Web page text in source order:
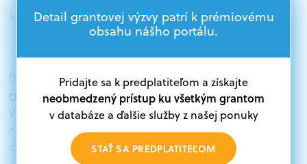
Samospráva
Ďalšie informácie:
Oprávnení žiadatelia:
V databáze grantov a dotácií na portáli Grantexpert.sk
nájdete aktuálne výzvy z eurofondov, plánu obnovy a
ďalších zdrojov.
Detail grantovej výzvy patrí k prémiovému
obsahu nášho portálu.
Pridajte sa k predplatiteľom a získajte
neobmedzený prístup ku všetkým grantom
v databáze a ďalšie služby z našej ponuky
STAŤ SA PREDPLATITEĽOM